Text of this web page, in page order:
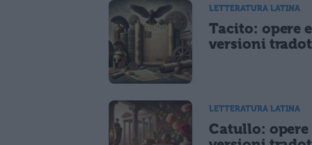
LETTERATURA LATINA
Tacito: opere e
versioni
LETTERATURA LATINA
Catullo: opere